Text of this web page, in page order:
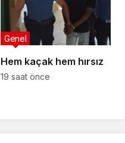
Hem kaçak hem hırsız
Genel
19 saat önce